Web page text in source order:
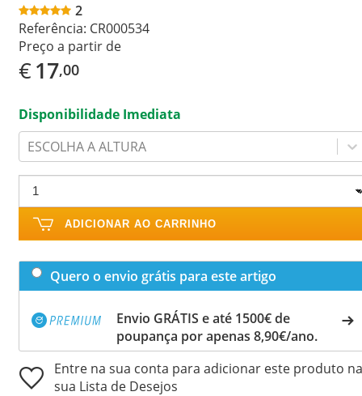
2
Referência: CR000534
Preço a partir de
€17,00
Disponibilidade Imediata
ESCOLHA A ALTURA
ADICIONAR AO CARRINHO
Quero o envio grátis para este artigo
Envio GRÁTIS e até 1500€ de
poupança por apenas 8,90€/ano.
Entre na sua conta para adicionar este produto na
sua Lista de Desejos